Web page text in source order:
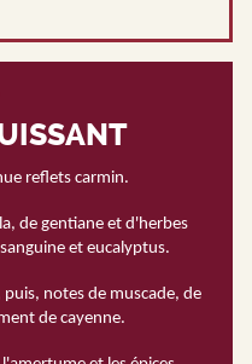
reflets carmin.
de gentiane et d'herbes
et eucalyptus.
notes de muscade, de
de cayenne.